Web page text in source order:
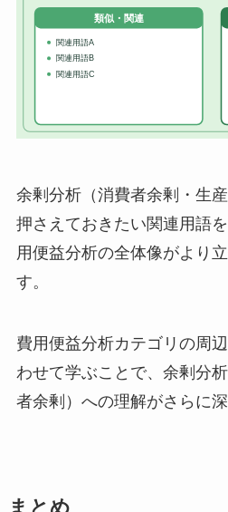
余剰分析（消費者余剰・生
押さえておきたい関連用語
用便益分析の全体像がより
す。
費用便益分析カテゴリの周
わせて学ぶことで、余剰分
者余剰）への理解がさらに深
まとめ